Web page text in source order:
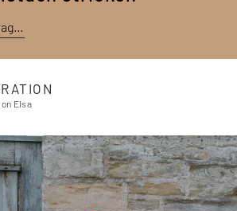
Elsa